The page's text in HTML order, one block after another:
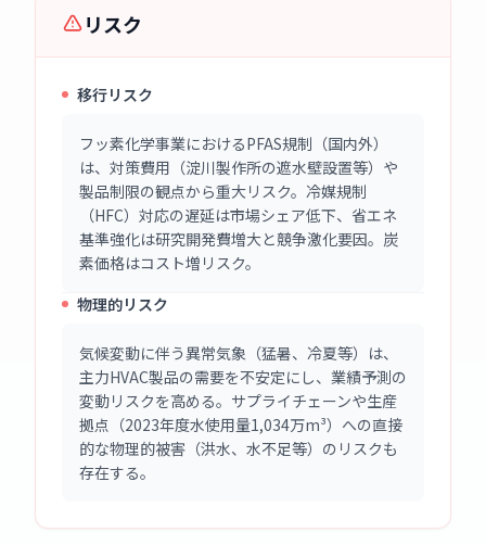
リスク
移行リスク
フッ素化学事業におけるPFAS規制（国内外）
は、対策費用（淀川製作所の遮水壁設置等）や
製品制限の観点から重大リスク。冷媒規制
（HFC）対応の遅延は市場シェア低下、省エネ
基準強化は研究開発費増大と競争激化要因。炭
素価格はコスト増リスク。
物理的リスク
気候変動に伴う異常気象（猛暑、冷夏等）は、
主力HVAC製品の需要を不安定にし、業績予測の
変動リスクを高める。サプライチェーンや生産
拠点（2023年度水使用量1,034万m³）への直接
的な物理的被害（洪水、水不足等）のリスクも
存在する。